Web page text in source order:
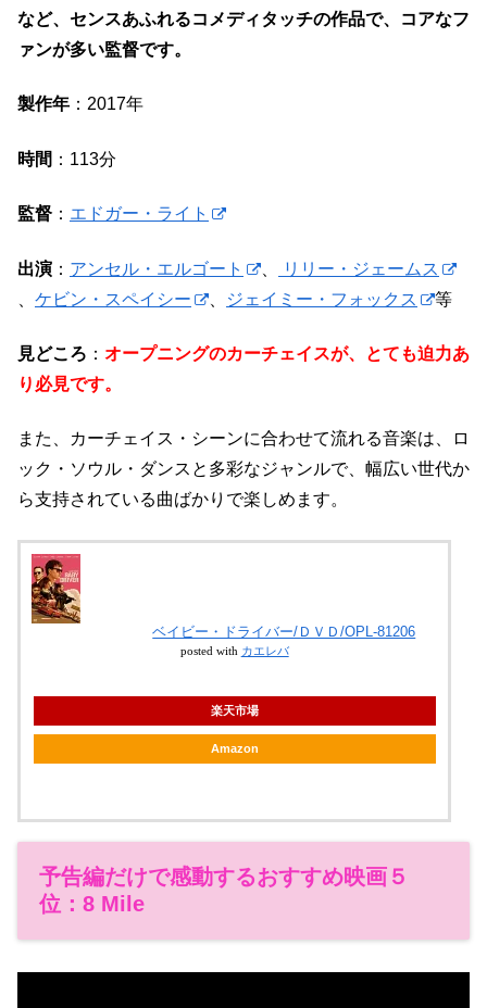
など、センスあふれるコメディタッチの作品で、コアなフ
ァンが多い監督です。
製作年 ：2017年
時間 ：113分
監督 ： エドガー・ライト
出演 ： アンセル・エルゴート
リリー・ジェームス
ケビン・スペイシー ジェイミー・フォックス 等
見どころ ： オープニングのカーチェイスが、とても迫力あ
り必見です。
また、カーチェイス・シーンに合わせて流れる音楽は、ロ
ック・ソウル・ダンスと多彩なジャンルで、幅広い世代か
ら支持されている曲ばかりで楽しめます。
ベイビー・ドライバー/ＤＶＤ/OPL-81206
posted with カエレバ
楽天市場
Amazon
予告編だけで感動するおすすめ映画５
位：8 Mile